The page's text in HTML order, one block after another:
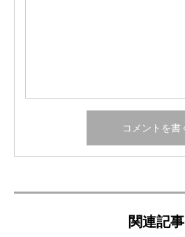
関連記事